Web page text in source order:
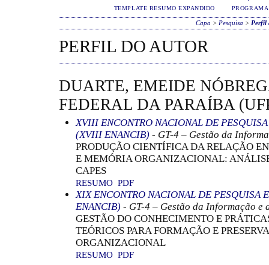
TEMPLATE RESUMO EXPANDIDO
PROGRAMA
Capa > Pesquisa > Perfil
PERFIL DO AUTOR
DUARTE, EMEIDE
FEDERAL DA PARAÍBA
XVIII ENCONTRO NACIONAL DE
(XVIII ENANCIB) - GT-4 – Gestão da
PRODUÇÃO CIENTÍFICA DA RELAÇÃO
E MEMÓRIA ORGANIZACIONAL:
CAPES
RESUMO PDF
XIX ENCONTRO NACIONAL DE PESQUISA
ENANCIB) - GT-4 – Gestão da Informação e
GESTÃO DO CONHECIMENTO E
TEÓRICOS PARA FORMAÇÃO E
ORGANIZACIONAL
RESUMO PDF